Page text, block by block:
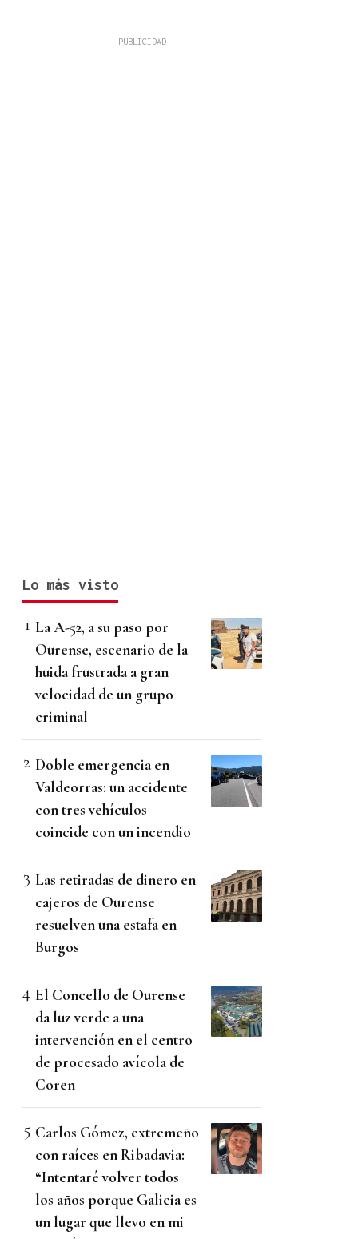
Lo más visto
La A-52, a su paso por
Ourense, escenario de la
huida frustrada a gran
velocidad de un grupo
criminal
Doble emergencia en
Valdeorras: un accidente
con tres vehículos
coincide con un incendio
Las retiradas de dinero en
cajeros de Ourense
resuelven una estafa en
Burgos
El Concello de Ourense
da luz verde a una
intervención en el centro
de procesado avícola de
Coren
Carlos Gómez, extremeño
con raíces en Ribadavia:
“Intentaré volver todos
los años porque Galicia es
un lugar que llevo en mi